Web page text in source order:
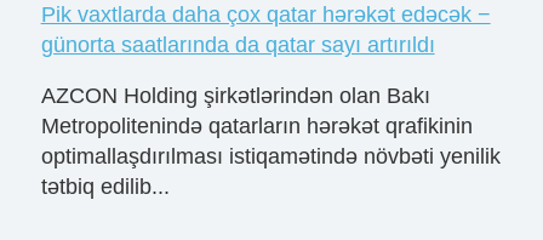
Pik vaxtlarda daha çox qatar hərəkət edəcək −
günorta saatlarında da qatar sayı artırıldı
AZCON Holding şirkətlərindən olan Bakı
Metropolitenində qatarların hərəkət qrafikinin
optimallaşdırılması istiqamətində növbəti yenilik
tətbiq edilib...